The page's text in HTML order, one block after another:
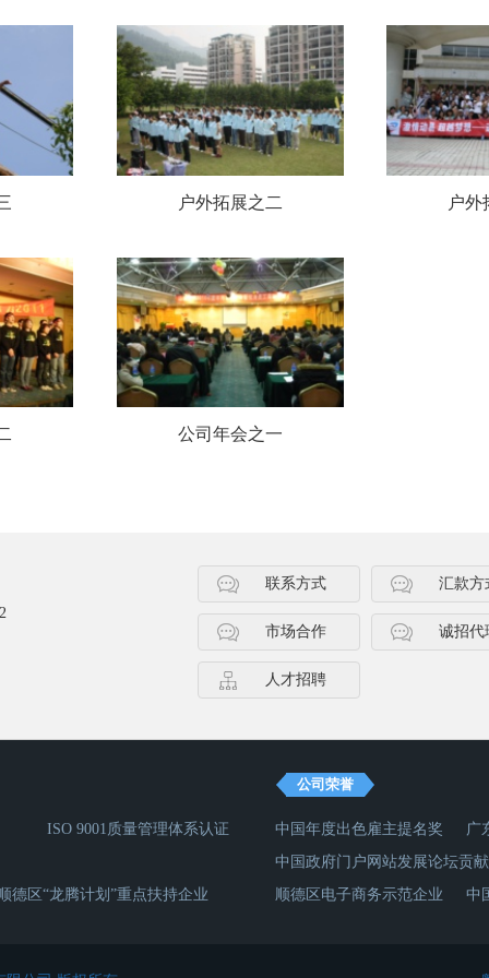
户外拓展之二 户外
公司年会之一
联系方式 汇款方
市场合作 诚招代
人才招聘
ISO 9001质量管理体系认证
德区“龙腾计划”重点扶持企业
公司荣誉
中国年度出色雇主提名奖
广
中国政府门户网站发展论坛贡
顺德区电子商务示范企业
中